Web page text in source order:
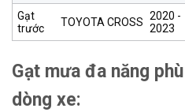
Gạt
trước
TOYOTA CROSS 2020 -
2023
Gạt mưa đa năng
dòng xe: